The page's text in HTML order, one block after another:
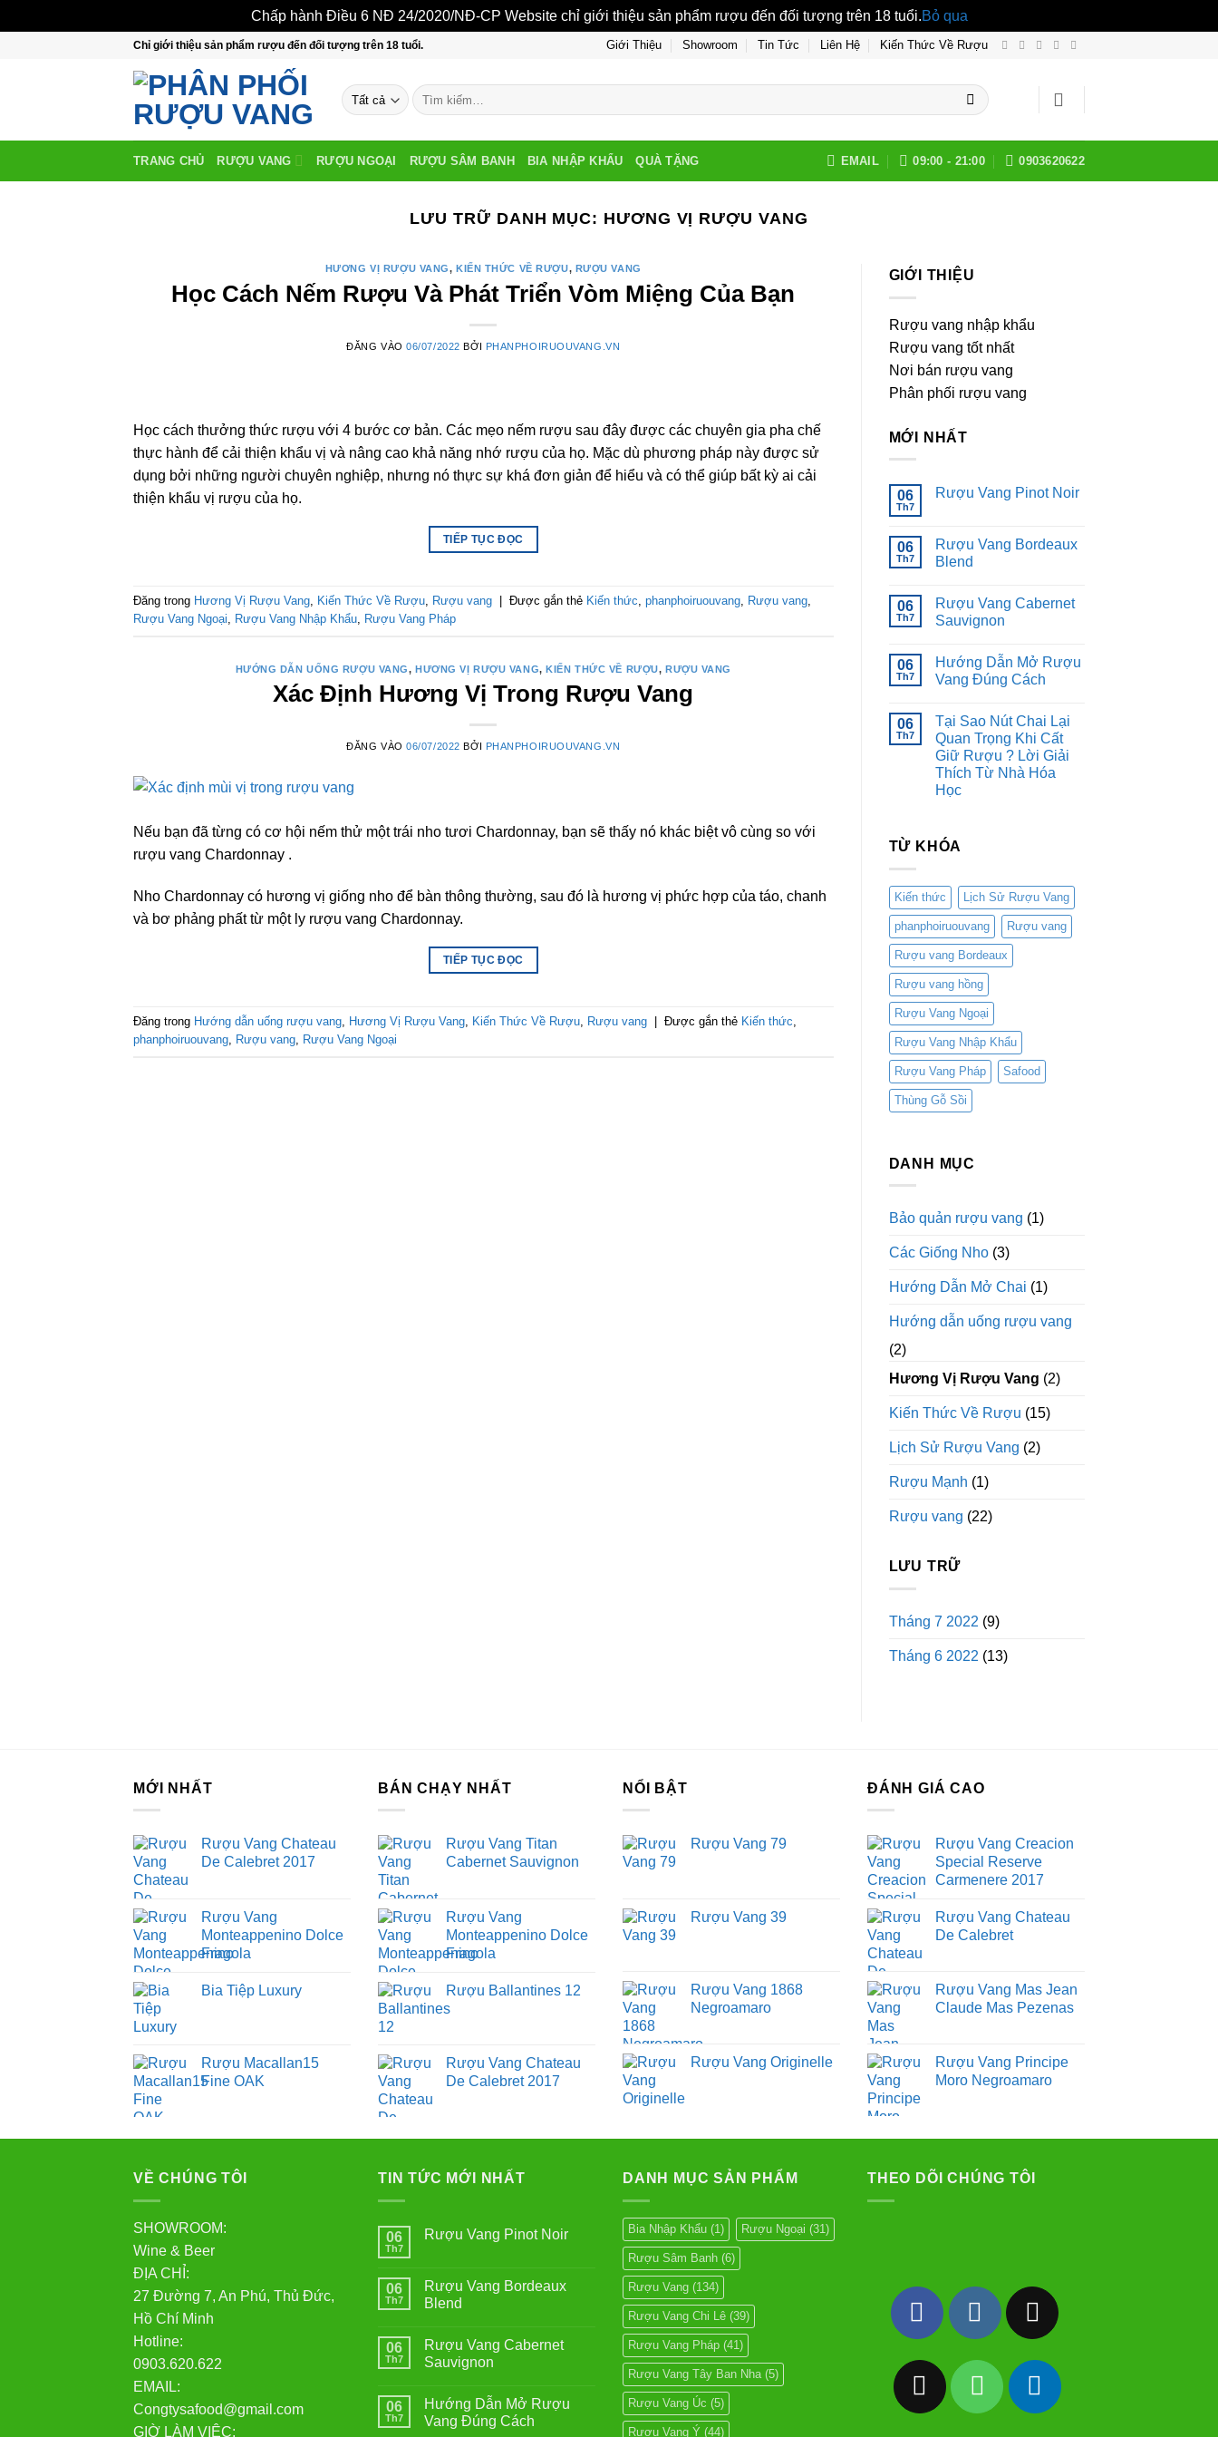
Chấp hành Điều 6 NĐ 24/2020/NĐ-CP Website chỉ giới thiệu sản phẩm rượu đến đối tượng trên 18 tuổi.Bỏ qua
Chỉ giới thiệu sản phẩm rượu đến đối tượng trên 18 tuổi. Giới Thiệu Showroom Tin Tức Liên Hệ Kiến Thức Về Rượu
Tìm
kiếm:
TRANG CHỦ RƯỢU VANG RƯỢU NGOẠI RƯỢU SÂM BANH BIA NHẬP KHẨU QUÀ TẶNG EMAIL 09:00 - 21:00 0903620622
LƯU TRỮ DANH MỤC: HƯƠNG VỊ RƯỢU VANG
HƯƠNG VỊ RƯỢU VANG, KIẾN THỨC VỀ RƯỢU, RƯỢU VANG
Học Cách Nếm Rượu Và Phát Triển Vòm Miệng Của Bạn
ĐĂNG VÀO06/07/2022 BỞI PHANPHOIRUOUVANG.VN
Học cách thưởng thức rượu với 4 bước cơ bản. Các mẹo nếm rượu sau đây được các chuyên gia pha chế
thực hành để cải thiện khẩu vị và nâng cao khả năng nhớ rượu của họ. Mặc dù phương pháp này được sử
dụng bởi những người chuyên nghiệp, nhưng nó thực sự khá đơn giản để hiểu và có thể giúp bất kỳ ai cải
thiện khẩu vị rượu của họ.
TIẾP TỤC ĐỌC
Đăng trong Hương Vị Rượu Vang, Kiến Thức Về Rượu, Rượu vang Được gắn thẻ Kiến thức, phanphoiruouvang, Rượu vang,
Rượu Vang Ngoại, Rượu Vang Nhập Khẩu, Rượu Vang Pháp
HƯỚNG DẪN UỐNG RƯỢU VANG,HƯƠNG VỊ RƯỢU VANG,KIẾN THỨC VỀ RƯỢU, RƯỢU VANG
Xác Định Hương Vị Trong Rượu Vang
ĐĂNG VÀO06/07/2022 BỞI PHANPHOIRUOUVANG.VN
Nếu bạn đã từng có cơ hội nếm thử một trái nho tươi Chardonnay, bạn sẽ thấy nó khác biệt vô cùng so với
rượu vang Chardonnay .
Nho Chardonnay có hương vị giống nho để bàn thông thường, sau đó là hương vị phức hợp của táo, chanh
và bơ phảng phất từ ​​một ly rượu vang Chardonnay.
TIẾP TỤC ĐỌC
Đăng trong Hướng dẫn uống rượu vang Hương Vị Rượu Vang Kiến Thức Về Rượu Rượu vang Được gắn thẻ Kiến thức
phanphoiruouvang
Rượu vang Rượu Vang Ngoại
GIỚI THIỆU
Rượu vang nhập khẩu
Rượu vang tốt nhất
Nơi bán rượu vang
Phân phối rượu vang
MỚI NHẤT
06
Th7
Rượu Vang Pinot Noir
luận
ở
Rượu
Noir
06
Th7
Rượu Vang Bordeaux
Blend
bình
luận
ở
Bordeaux
Blend
06
Th7
Rượu Vang Cabernet
Sauvignon
bình
luận
ở
Cabernet
Sauvignon
06
Th7
Hướng Dẫn Mở Rượu
Vang Đúng Cách
bình
luận
ở
Hướng
Dẫn
Mở
Rượu
06
Th7
Tại Sao Nút Chai Lại
Quan Trọng Khi Cất
Giữ Rượu ? Lời Giải
Thích Từ Nhà Hóa
Học
luận
Nút
Chai
Lại
Quan
Trọng
Cất
Giữ
Rượu
?
Lời
Giải
Thích
Từ
Nhà
Hóa
Học
TỪ KHÓA
Kiến thức Lịch Sử Rượu Vang
phanphoiruouvang Rượu vang
Rượu vang Bordeaux
Rượu vang hồng
Rượu Vang Ngoại
Rượu Vang Nhập Khẩu
Rượu Vang Pháp Safood
Thùng Gỗ Sồi
DANH MỤC
Bảo quản rượu vang (1)
Các Giống Nho(3)
Hướng Dẫn Mở Chai (1)
Hướng dẫn uống rượu vang
(2)
Hương Vị Rượu Vang (2)
Kiến Thức Về Rượu (15)
Lịch Sử Rượu Vang (2)
Rượu Mạnh (1)
Rượu vang (22)
LƯU TRỮ
Tháng 7 2022 (9)
Tháng 6 2022 (13)
MỚI NHẤT
Rượu Vang Chateau
De Calebret 2017
Rượu Vang
Monteappenino Dolce
Fragola
Bia Tiệp Luxury
Rượu Macallan15
Fine OAK
BÁN CHẠY NHẤT
Rượu Vang Titan
Cabernet Sauvignon
Rượu Vang
Monteappenino Dolce
Fragola
Rượu Ballantines 12
Rượu Vang Chateau
De Calebret 2017
NỔI BẬT
Rượu Vang 79
Rượu Vang 39
Rượu Vang 1868
Negroamaro
Rượu Vang Originelle
ĐÁNH GIÁ CAO
Rượu Vang Creacion
Special Reserve
Carmenere 2017
Rượu Vang Chateau
De Calebret
Rượu Vang Mas Jean
Claude Mas Pezenas
Rượu Vang Principe
Moro Negroamaro
VỀ CHÚNG TÔI
SHOWROOM:
Wine & Beer
ĐỊA CHỈ:
27 Đường 7, An Phú, Thủ Đức,
Hồ Chí Minh
Hotline:
0903.620.622
EMAIL:
Congtysafood@gmail.com
GIỜ LÀM VIỆC:
TIN TỨC MỚI NHẤT
06
Th7
Rượu Vang Pinot Noir
luận
ở
Rượu
Noir
06
Th7
Rượu Vang Bordeaux
Blend
bình
luận
ở
Bordeaux
Blend
06
Th7
Rượu Vang Cabernet
Sauvignon
bình
luận
ở
06
Th7
Hướng Dẫn Mở Rượu
Vang Đúng Cách
DANH MỤC SẢN PHẨM
Bia Nhập Khẩu (1) Rượu Ngoại (31)
Rượu Sâm Banh (6)
Rượu Vang (134)
Rượu Vang Chi Lê (39)
Rượu Vang Pháp (41)
Rượu Vang Tây Ban Nha(5)
Rượu Vang Úc (5)
Rượu Vang Ý (44)
THEO DÕI CHÚNG TÔI